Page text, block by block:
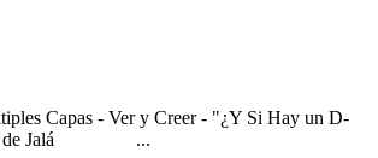
Capas - Ver y Creer - "¿Y Si Hay un D-
de Jalá ...